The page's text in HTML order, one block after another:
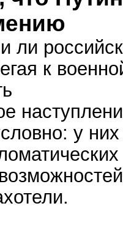
ли
к
у них